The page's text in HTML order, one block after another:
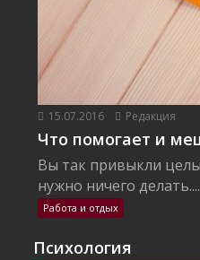
15.07.2016 Редакция
Что помогает и
Вы так привыкли
нужно ничего делать....
Работа и отдых
Психология